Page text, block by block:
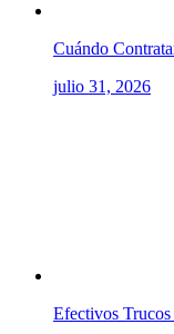
Cuándo
julio 31, 2026
Efectivos